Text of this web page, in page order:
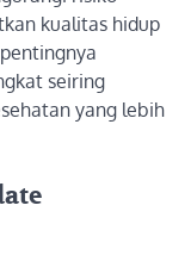
kualitas hidup
seiring
yang lebih